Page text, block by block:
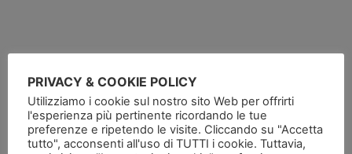
Pubblicatoin
da
PRIVACY & COOKIE POLICY
Utilizziamo i cookie sul nostro sito Web per offrirti
l'esperienza più pertinente ricordando le tue
preferenze e ripetendo le visite. Cliccando su "Accetta
tutto", acconsenti all'uso di TUTTI i cookie. Tuttavia,